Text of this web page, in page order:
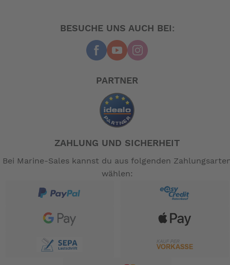
BESUCHE UNS AUCH BEI:
PARTNER
ZAHLUNG UND SICHERHEIT
Bei Marine-Sales kannst du aus folgenden
wählen: